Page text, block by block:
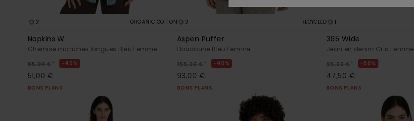
2 ORGANIC COTTON
Napkins W
Chemise manches longues Bleu Femme
85,00 € * 40%
51,00 €
BONS PLANS
2 RECYCLED
Aspen Puffer
Doudoune Bleu Femme
155,00 € * 40%
93,00 €
BONS PLANS
1
365 Wide
Jean en denim Gris Femme
95,00 € * 50%
47,50 €
BONS PLANS